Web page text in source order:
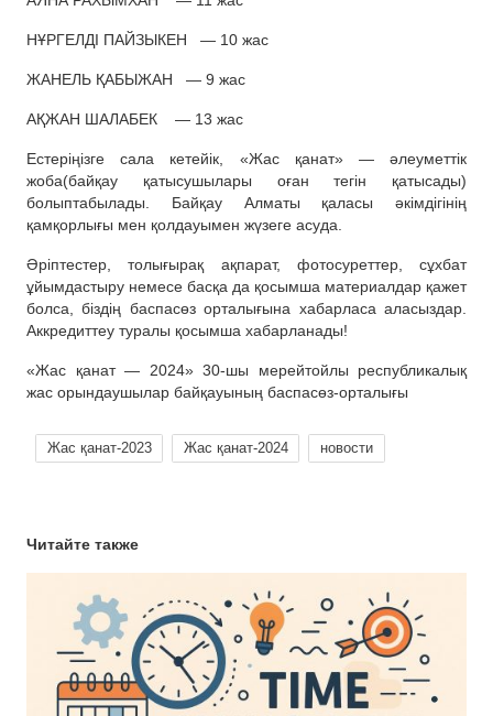
НҰРГЕЛДІ ПАЙЗЫКЕН — 10 жас
ЖАНЕЛЬ ҚАБЫЖАН — 9 жас
АҚЖАН ШАЛАБЕК — 13 жас
Естеріңізге сала кетейік, «Жас қанат» —әлеуметтік
жоба(байқау қатысушылары оған тегін қатысады)
болыптабылады. БайқауАлматы қаласы әкімдігінің
қамқорлығы мен қолдауымен жүзеге асуда.
Әріптестер, толығырақ ақпарат, фотосуреттер, сұхбат
ұйымдастыру немесе басқа да қосымша материалдар қажет
болса, біздің баспасөз орталығына хабарласа аласыздар.
Аккредиттеу туралы қосымша хабарланады!
«Жас қанат — 2024» 30-шы мерейтойлы республикалық
жас орындаушылар байқауының баспасөз-орталығы
Жас қанат-2023 Жас қанат-2024 новости
Читайте также